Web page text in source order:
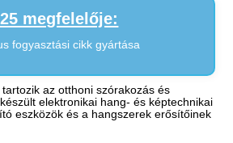
megfelelője:
fogyasztási cikk gyártása
az otthoni szórakozás és
elektronikai hang- és képtechnikai
eszközök és a hangszerek erősítőinek